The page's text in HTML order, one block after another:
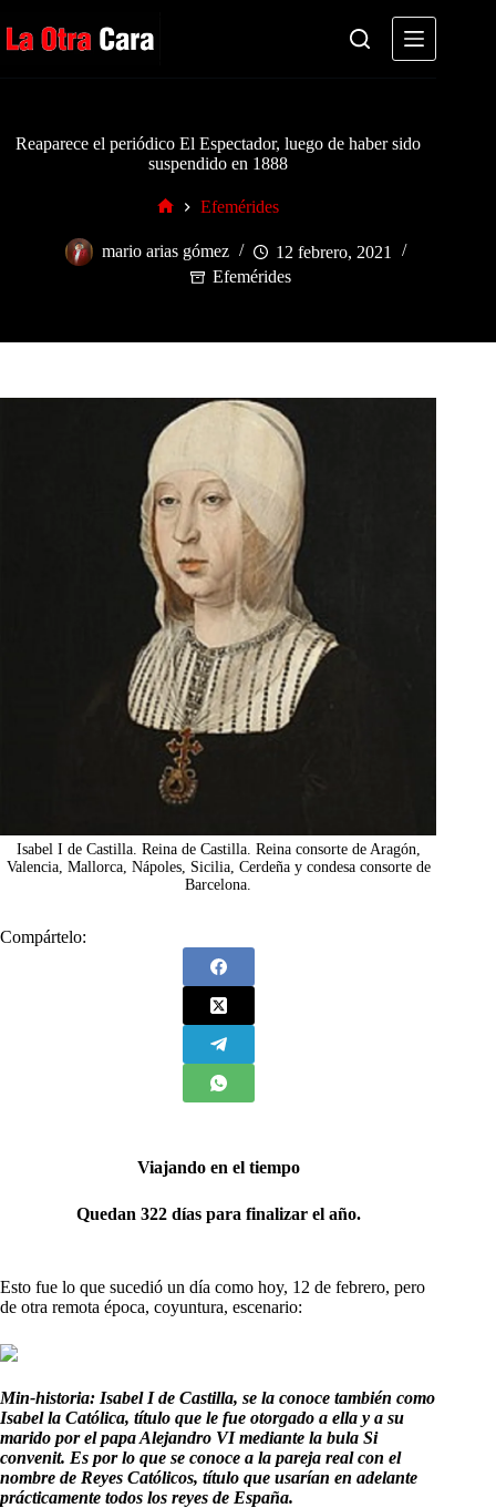
al
contenido
Reaparece el periódico El Espectador, luego de haber sido
suspendido en 1888
Efemérides
mario arias gómez
12 febrero, 2021
Efemérides
Isabel I de Castilla. Reina de Castilla.​ Reina consorte de Aragón,
Valencia, Mallorca, Nápoles, Sicilia, Cerdeña y condesa consorte de
Barcelona.
Compártelo:
Viajando en el tiempo
Quedan 322 días para finalizar el año.
Esto fue lo que sucedió un día como hoy, 12 de febrero, pero
de otra remota época, coyuntura, escenario:
Min-historia: Isabel I de Castilla, se la conoce también como
Isabel la Católica, título que le fue otorgado a ella y a su
marido por el papa Alejandro VI mediante la bula Si
convenit. Es por lo que se conoce a la pareja real con el
nombre de Reyes Católicos, título que usarían en adelante
prácticamente todos los reyes de España.